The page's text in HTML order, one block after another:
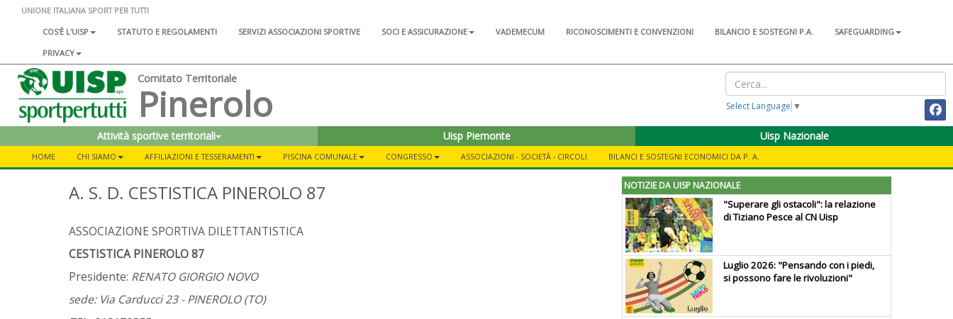
UNIONE ITALIANA SPORT PER TUTTI
COS'È L'UISP
STATUTO E REGOLAMENTI SERVIZI ASSOCIAZIONI SPORTIVE SOCI E ASSICURAZIONE VADEMECUM RICONOSCIMENTI E CONVENZIONI BILANCIO E SOSTEGNI P.A.
SAFEGUARDING
PRIVACY
Comitato Territoriale
Pinerolo Select Language ▼
Attività sportive territoriali Uisp Piemonte Uisp Nazionale
HOME CHI SIAMO AFFILIAZIONI E TESSERAMENTI PISCINA COMUNALE CONGRESSO ASSOCIAZIONI - SOCIETÀ - CIRCOLI BILANCI E SOSTEGNI ECONOMICI DA P. A.
A. S. D. CESTISTICA PINEROLO 87
ASSOCIAZIONE SPORTIVA DILETTANTISTICA
CESTISTICA PINEROLO 87
Presidente: RENATO GIORGIO NOVO
sede: Via Carducci 23 - PINEROLO (TO)
NOTIZIE DA UISP NAZIONALE
"Superare gli ostacoli": la relazione
di Tiziano Pesce al CN Uisp
Luglio 2026: "Pensando con i piedi,
si possono fare le rivoluzioni"